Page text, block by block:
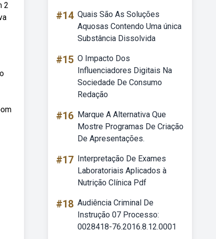
2
#14 Quais São As Soluções
Aquosas Contendo Uma única
Substância Dissolvida
#15 O Impacto Dos
Influenciadores Digitais Na
Sociedade De Consumo
Redação
#16 Marque A Alternativa Que
Mostre Programas De Criação
De Apresentações.
#17 Interpretação De Exames
Laboratoriais Aplicados à
Nutrição Clínica Pdf
#18 Audiência Criminal De
Instrução 07 Processo:
0028418-76.2016.8.12.0001